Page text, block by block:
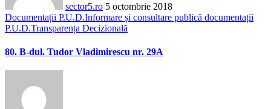
sector5.ro 5 octombrie 2018
Documentații P.U.D.Informare și consultare publică documentații
P.U.D.Transparența Decizională
80. B-dul. Tudor Vladimirescu nr. 29A